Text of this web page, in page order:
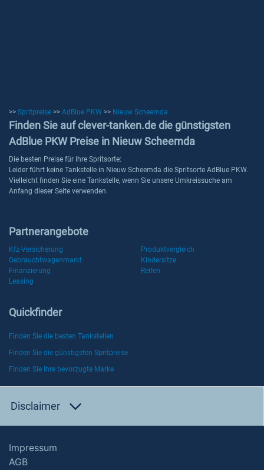
>> Spritpreise >> AdBlue PKW >> Nieuw Scheemda
Finden Sie auf clever-tanken.de die günstigsten
AdBlue PKW Preise in Nieuw Scheemda
Die besten Preise für Ihre Spritsorte:
Leider führt keine Tankstelle in Nieuw Scheemda die Spritsorte AdBlue PKW.
Vielleicht finden Sie eine Tankstelle, wenn Sie unsere Umkreissuche am
Anfang dieser Seite verwenden.
Partnerangebote
Kfz-Versicherung
Produktvergleich
Gebrauchtwagenmarkt
Kindersitze
Finanzierung
Reifen
Leasing
Quickfinder
Finden Sie die besten Tankstellen
Finden Sie die günstigsten Spritpreise
Finden Sie Ihre bevorzugte Marke
Disclaimer
Impressum
AGB